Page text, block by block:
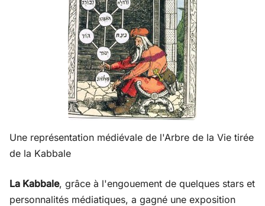
Une représentation médiévale de l'Arbre de la Vie tirée
de la Kabbale
La Kabbale, grâce à l'engouement de quelques stars et
personnalités médiatiques, a gagné une exposition